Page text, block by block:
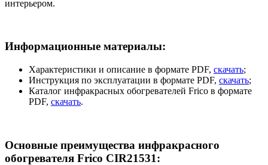
интерьером.
Информационные материалы:
Характеристики и описание в формате PDF, скачать;
Инструкция по эксплуатации в формате PDF, скачать;
Каталог инфракрасных обогревателей Frico в формате
PDF, скачать.
Основные преимущества инфракрасного
обогревателя Frico CIR21531: